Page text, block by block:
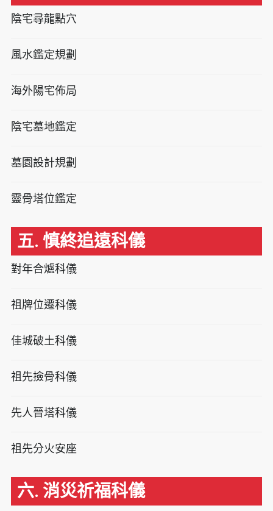
陰宅尋龍點穴
風水鑑定規劃
海外陽宅佈局
陰宅墓地鑑定
墓園設計規劃
靈骨塔位鑑定
五. 慎終追遠科儀
對年合爐科儀
祖牌位遷科儀
佳城破土科儀
祖先撿骨科儀
先人晉塔科儀
祖先分火安座
六. 消災祈福科儀